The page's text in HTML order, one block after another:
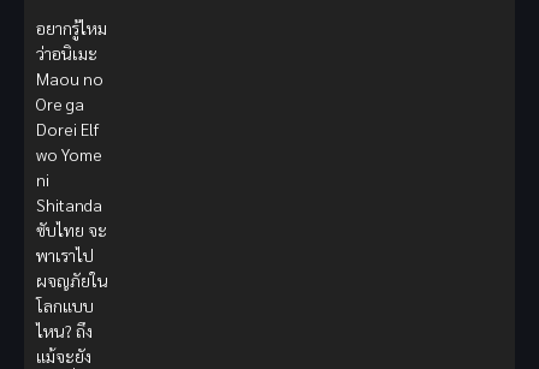
อยากรู้ไหม
ว่าอนิเมะ
Maou no
Ore ga
Dorei Elf
wo Yome
ni
Shitanda
ซับไทย จะ
พาเราไป
ผจญภัยใน
โลกแบบ
ไหน? ถึง
แม้จะยัง